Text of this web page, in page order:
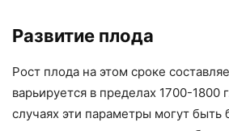
Развитие плода
Рост плода на этом сроке
варьируется в пределах 1700-1800
случаях эти параметры могут быть